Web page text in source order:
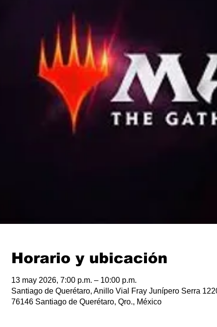
Horario y ubicación
13 may 2026, 7:00 p.m. – 10:00 p.m.
Santiago de Querétaro, Anillo Vial Fray Junípero Serra
76146 Santiago de Querétaro, Qro., México